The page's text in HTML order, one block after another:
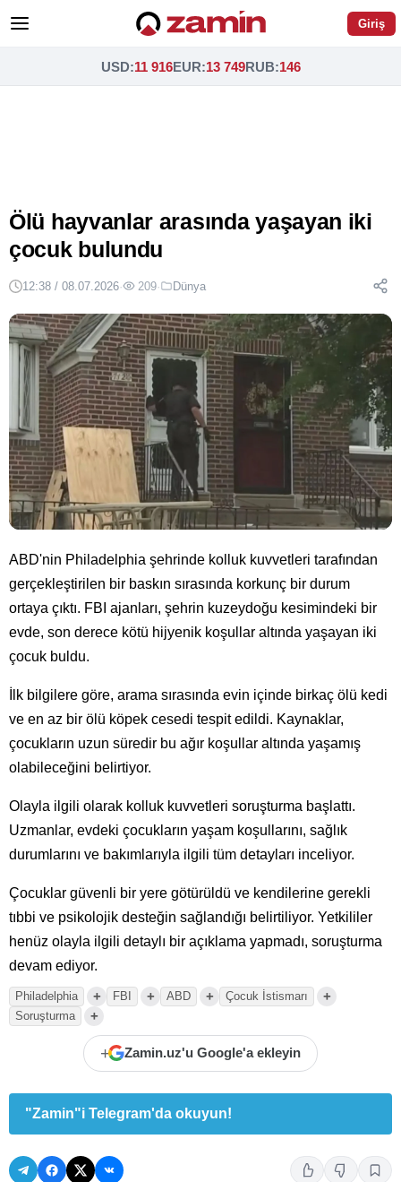
Giriş
USD:11 916EUR:13 749RUB:146
Ölü hayvanlar arasında yaşayan iki
çocuk bulundu
12:38 / 08.07.2026· 209· Dünya
ABD'nin Philadelphia şehrinde kolluk kuvvetleri tarafından
gerçekleştirilen bir baskın sırasında korkunç bir durum
ortaya çıktı. FBI ajanları, şehrin kuzeydoğu kesimindeki bir
evde, son derece kötü hijyenik koşullar altında yaşayan iki
çocuk buldu.
İlk bilgilere göre, arama sırasında evin içinde birkaç ölü kedi
ve en az bir ölü köpek cesedi tespit edildi. Kaynaklar,
çocukların uzun süredir bu ağır koşullar altında yaşamış
olabileceğini belirtiyor.
Olayla ilgili olarak kolluk kuvvetleri soruşturma başlattı.
Uzmanlar, evdeki çocukların yaşam koşullarını, sağlık
durumlarını ve bakımlarıyla ilgili tüm detayları inceliyor.
Çocuklar güvenli bir yere götürüldü ve kendilerine gerekli
tıbbi ve psikolojik desteğin sağlandığı belirtiliyor. Yetkililer
henüz olayla ilgili detaylı bir açıklama yapmadı, soruşturma
devam ediyor.
Philadelphia + FBI + ABD + Çocuk İstismarı +
Soruşturma +
+ Zamin.uz'u Google'a ekleyin
"Zamin"i Telegram'da okuyun!